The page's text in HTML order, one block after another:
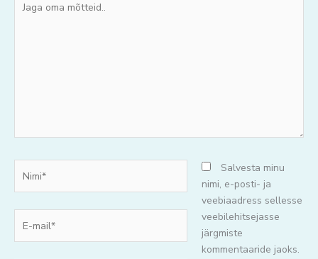
oma
mail*
Salvesta minu
nimi, e-posti- ja
veebiaadress sellesse
veebilehitsejasse
järgmiste
kommentaaride jaoks.